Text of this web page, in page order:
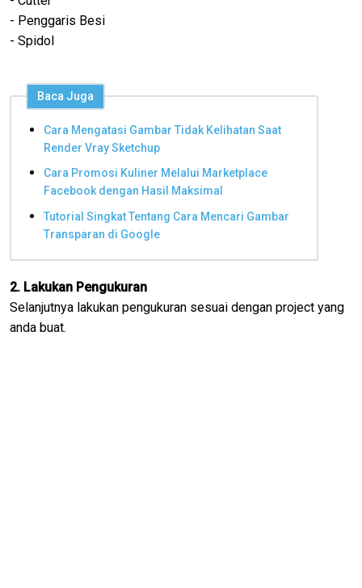
- Penggaris Besi
- Spidol
Baca Juga
Cara Mengatasi Gambar Tidak Kelihatan Saat
Render Vray Sketchup
Cara Promosi Kuliner Melalui Marketplace
Facebook dengan Hasil Maksimal
Tutorial Singkat Tentang Cara Mencari Gambar
Transparan di Google
2. Lakukan Pengukuran
Selanjutnya lakukan pengukuran sesuai dengan project yang
anda buat.